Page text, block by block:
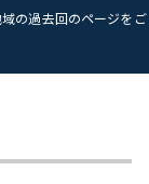
の過去回のページをご